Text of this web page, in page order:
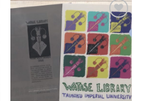
加入
「願
望輕
單」